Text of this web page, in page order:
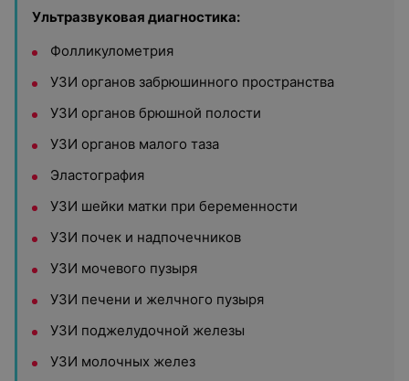
Ультразвуковая диагностика:
Фолликулометрия
УЗИ органов забрюшинного пространства
УЗИ органов брюшной полости
УЗИ органов малого таза
Эластография
УЗИ шейки матки при беременности
УЗИ почек и надпочечников
УЗИ мочевого пузыря
УЗИ печени и желчного пузыря
УЗИ поджелудочной железы
УЗИ молочных желез